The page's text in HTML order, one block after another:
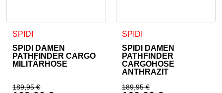
SPIDI
SPIDI DAMEN
PATHFINDER CARGO
MILITÄRHOSE
189,95€
Dieses Produkt weist mehrere Varianten auf. Die
SPIDI
SPIDI DAMEN
PATHFINDER
CARGOHOSE
ANTHRAZIT
189,95€
Dieses Produkt weist